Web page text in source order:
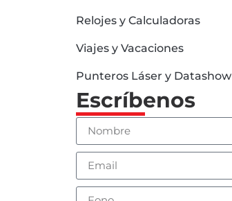
Relojes y Calculadoras
Viajes y Vacaciones
Punteros Láser y Datashow
Escríbenos